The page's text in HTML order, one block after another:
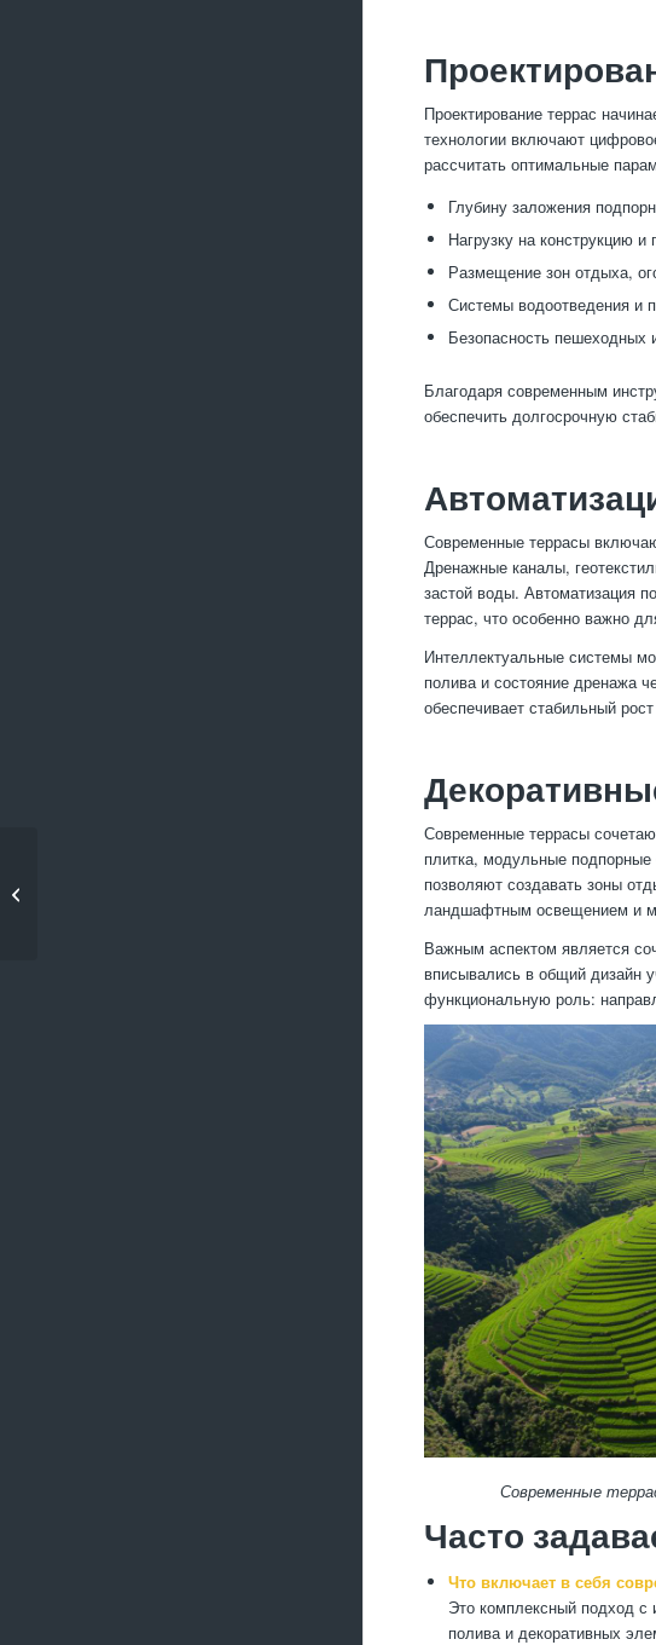
Проектирование террас
технологии включают
рассчитать оптимальные
Глубину заложения
Нагрузку на конструкцию
Размещение зон отдыха,
Системы водоотведения и
Безопасность пешеходных
Благодаря современным
обеспечить долгосрочную
Современные террасы
Дренажные каналы,
застой воды. Автоматизация
террас, что особенно важно
Интеллектуальные системы
полива и состояние дренажа
обеспечивает стабильный
Современные террасы
плитка, модульные
позволяют создавать зоны
ландшафтным освещением и
Важным аспектом является
вписывались в общий дизайн
функциональную роль:
Современные
Часто
Что включает в себя
Это комплексный подход с
полива и декоративных